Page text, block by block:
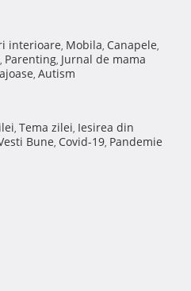
interioare, Mobila, Canapele,
, Parenting, Jurnal de mama
, Autism
, Tema zilei, Iesirea din
Bune, Covid-19, Pandemie